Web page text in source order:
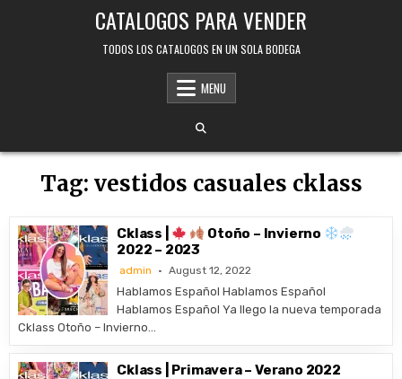
CATALOGOS PARA VENDER
TODOS LOS CATALOGOS EN UN SOLA BODEGA
MENU
Tag: vestidos casuales cklass
Cklass |
Otoño – Invierno
2022 – 2023
admin August 12, 2022
Hablamos Español Hablamos Español
Hablamos Español Ya llego la nueva temporada
Cklass Otoño – Invierno…
Cklass | Primavera – Verano 2022